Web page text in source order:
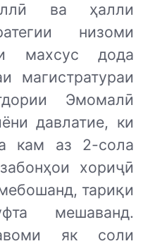
ва ҳалли
низоми
махсус дода
магистратураи
Эмомалӣ
давлатие, ки
кам аз 2-сола
хориҷӣ
тариқи
мешаванд.
як соли